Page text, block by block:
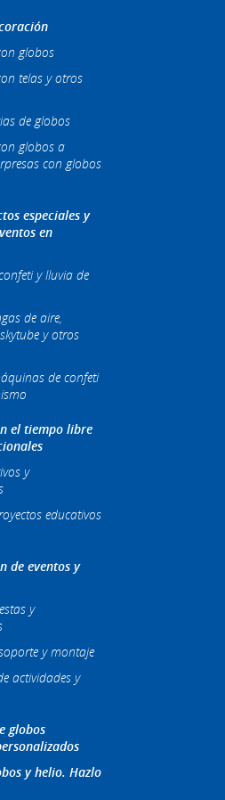
globos
telas y otros
de globos
globos a
con globos
especiales y
en
y lluvia de
de aire,
y otros
de confeti
el tiempo libre
y
educativos
de eventos y
y
y montaje
actividades y
globos
y helio. Hazlo